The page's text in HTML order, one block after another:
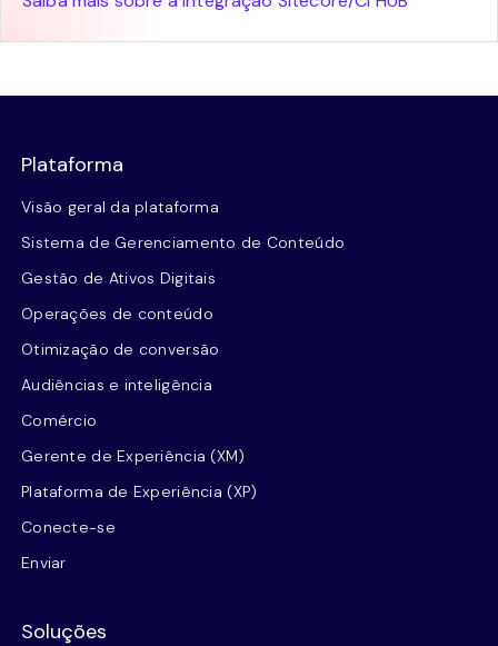
Plataforma
Visão geral da plataforma
Sistema de Gerenciamento de Conteúdo
Gestão de Ativos Digitais
Operações de conteúdo
Otimização de conversão
Audiências e inteligência
Comércio
Gerente de Experiência (XM)
Plataforma de Experiência (XP)
Conecte-se
Enviar
Soluções